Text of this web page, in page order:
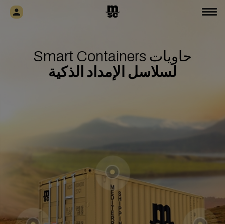
حاويات Smart Containers
لسلاسل الإمداد الذكية